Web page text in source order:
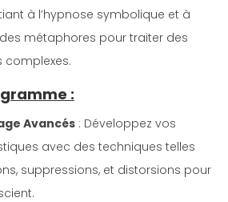
à l’hypnose symbolique et à
métaphores pour traiter des
complexes.
:
Avancés : Développez vos
avec des techniques telles
suppressions, et distorsions pour